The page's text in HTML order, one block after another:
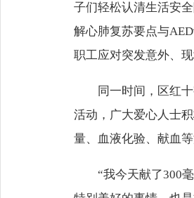
子们轻松认清生活安
解心肺复苏要点与
职工应对突发意外、
同一时间，区红
活动，广大爱心人士
量、血液化验、献血
“我今天献了300